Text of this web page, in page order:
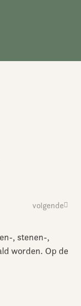
volgende
, stenen-,
worden. Op de